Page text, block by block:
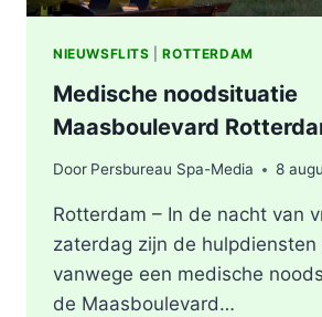
NIEUWSFLITS |ROTTERDAM
Medische noodsituatie
Maasboulevard
Door Persbureau Spa-Media 8
Rotterdam – In de nacht van
zaterdag zijn de hulpdiensten
vanwege een medische
de Maasboulevard…